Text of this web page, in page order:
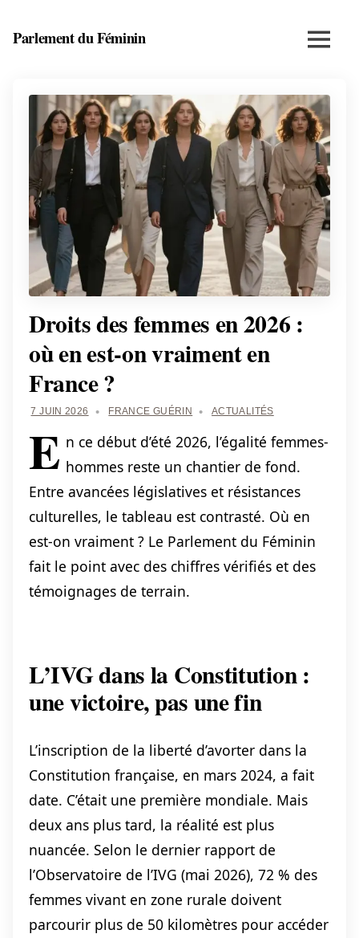
Parlement du Féminin
bien-
entrepreneuriat
féminin
Menu
Droits des femmes en 2026 :
où en est-on vraiment en
France ?
7 JUIN 2026 FRANCE GUÉRIN ACTUALITÉS
E n ce début d’été 2026, l’égalité femmes-
hommes reste un chantier de fond.
Entre avancées législatives et résistances
culturelles, le tableau est contrasté. Où en
est-on vraiment ? Le Parlement du Féminin
fait le point avec des chiffres vérifiés et des
témoignages de terrain.
L’IVG dans la Constitution :
une victoire, pas une fin
L’inscription de la liberté d’avorter dans la
Constitution française, en mars 2024, a fait
date. C’était une première mondiale. Mais
deux ans plus tard, la réalité est plus
nuancée. Selon le dernier rapport de
l’Observatoire de l’IVG (mai 2026), 72 % des
femmes vivant en zone rurale doivent
parcourir plus de 50 kilomètres pour accéder